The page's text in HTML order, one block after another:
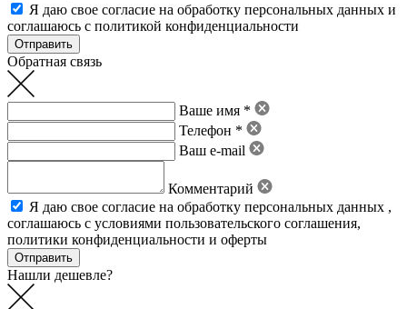
Я даю свое согласие на обработку персональных данных и
соглашаюсь с политикой конфиденциальности
Обратная связь
Ваше имя *
Телефон *
Ваш e-mail
Комментарий
Я даю свое согласие на обработку персональных данных ,
соглашаюсь с условиями пользовательского соглашения,
политики конфиденциальности и оферты
Нашли дешевле?